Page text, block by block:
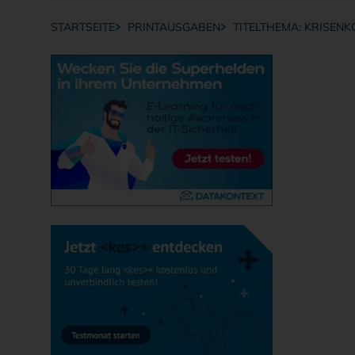
Breadcrumb-Navigation
STARTSEITE PRINTAUSGABEN TITELTHEMA: